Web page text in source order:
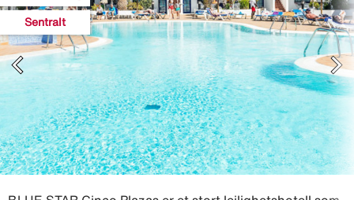
Sentralt
missing
chevron_left chevron_right